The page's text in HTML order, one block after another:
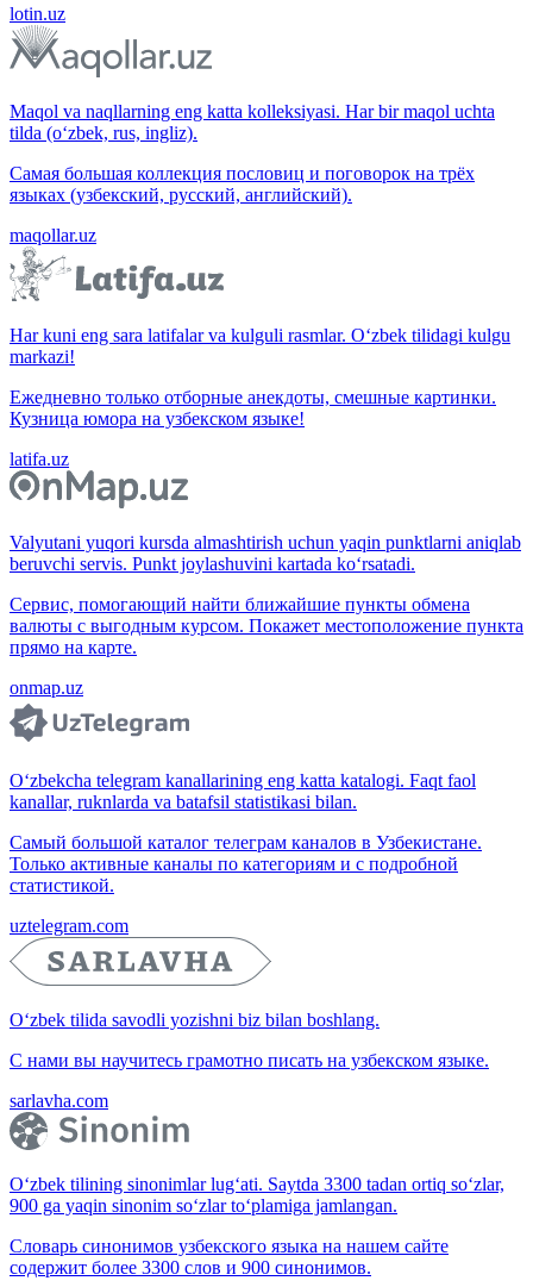
lotin.uz
Maqol va naqllarning eng katta kolleksiyasi. Har bir maqol uchta
tilda (o‘zbek, rus, ingliz).
Самая большая коллекция пословиц и поговорок на трёх
языках (узбекский, русский, английский).
maqollar.uz
Har kuni eng sara latifalar va kulguli rasmlar. O‘zbek tilidagi kulgu
markazi!
Ежедневно только отборные анекдоты, смешные картинки.
Кузница юмора на узбекском языке!
latifa.uz
Valyutani yuqori kursda almashtirish uchun yaqin punktlarni aniqlab
beruvchi servis. Punkt joylashuvini kartada ko‘rsatadi.
Сервис, помогающий найти ближайшие пункты обмена
валюты с выгодным курсом. Покажет местоположение пункта
прямо на карте.
onmap.uz
O‘zbekcha telegram kanallarining eng katta katalogi. Faqt faol
kanallar, ruknlarda va batafsil statistikasi bilan.
Самый большой каталог телеграм каналов в Узбекистане.
Только активные каналы по категориям и с подробной
статистикой.
uztelegram.com
O‘zbek tilida savodli yozishni biz bilan boshlang.
С нами вы научитесь грамотно писать на узбекском языке.
sarlavha.com
O‘zbek tilining sinonimlar lug‘ati. Saytda 3300 tadan ortiq so‘zlar,
900 ga yaqin sinonim so‘zlar to‘plamiga jamlangan.
Словарь синонимов узбекского языка на нашем сайте
содержит более 3300 слов и 900 синонимов.